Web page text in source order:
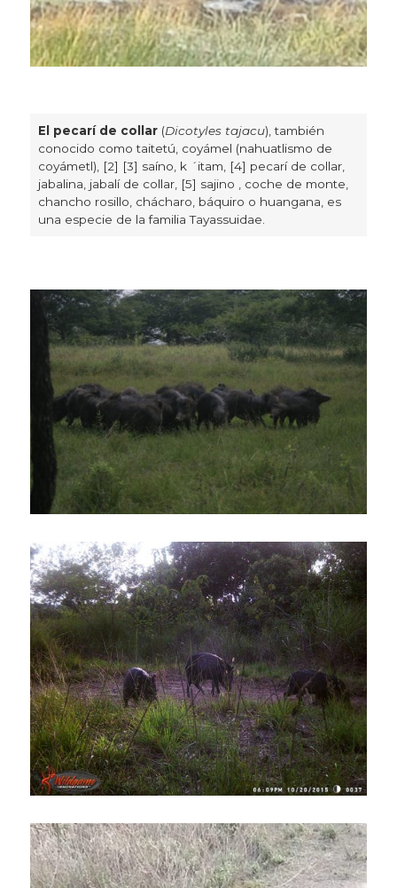
El pecarí de collar (Dicotyles tajacu), también
conocido como taitetú, coyámel (nahuatlismo de
coyámetl), [2] [3] saíno, k ´itam, [4] pecarí de collar,
jabalina, jabalí de collar, [5] sajino , coche de monte,
chancho rosillo, chácharo, báquiro o huangana, es
una especie de la familia Tayassuidae.